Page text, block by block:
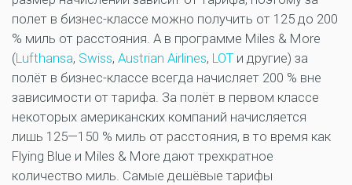
полет в бизнес-классе можно получить от 125 до 200
% миль от расстояния. А в программе Miles & More
(Lufthansa, Swiss, Austrian Airlines, LOT и другие) за
полёт в бизнес-классе всегда начисляет 200 % вне
зависимости от тарифа. За полёт в первом классе
некоторых американских компаний начисляется
лишь 125—150 % миль от расстояния, в то время как
Flying Blue и Miles & More дают трехкратное
количество миль. Самые дешёвые тарифы